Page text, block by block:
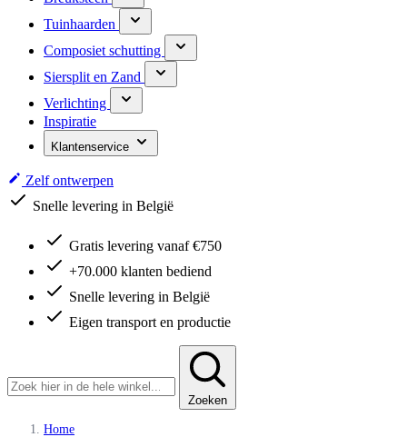
Tuinhaarden
Composiet schutting
Siersplit en Zand
Verlichting
Inspiratie
Klantenservice
Zelf ontwerpen
Snelle levering in België
Gratis levering vanaf €750
+70.000 klanten bediend
Snelle levering in België
Eigen transport en productie
Zoeken
Home